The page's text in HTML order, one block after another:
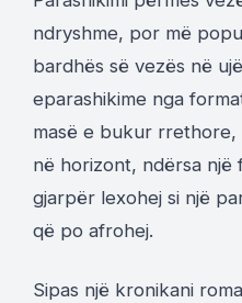
ndryshme, por më
bardhës së vezës në
eparashikime nga
masë e bukur
në horizont, ndërsa
gjarpër lexohej si një
që po afrohej.
Sipas një kronikani